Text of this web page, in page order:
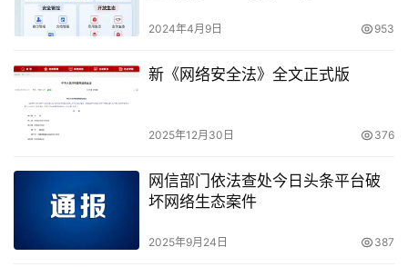
2024年4月9日 953
新《网络安全法》全文正式版
2025年12月30日 376
网信部门依法查处今日头条平台破
坏网络生态案件
2025年9月24日 387